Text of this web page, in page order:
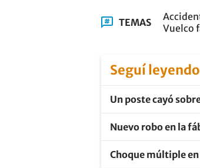
TEMAS
Vuelco
Seguí leyendo
Un poste cayó
Nuevo robo en la
Choque múltiple